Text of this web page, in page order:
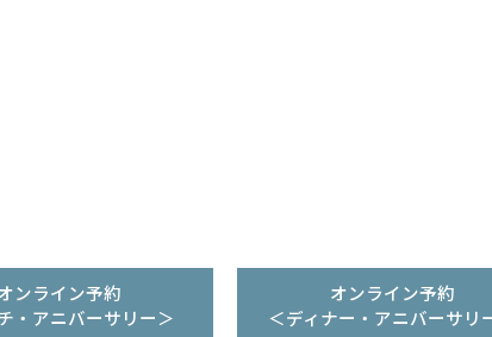
ンライン予約
・アニバーサリー＞
オンライン予約
＜ディナー・アニバーサリ